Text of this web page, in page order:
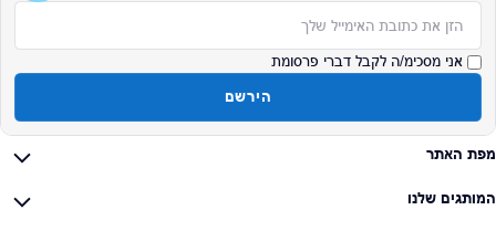
אני מסכימ/ה לקבל דברי פרסומת
הירשם
מפת האתר
המותגים שלנו